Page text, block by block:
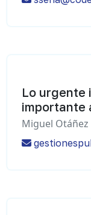
Lo urgente
importante
Miguel Otáñez